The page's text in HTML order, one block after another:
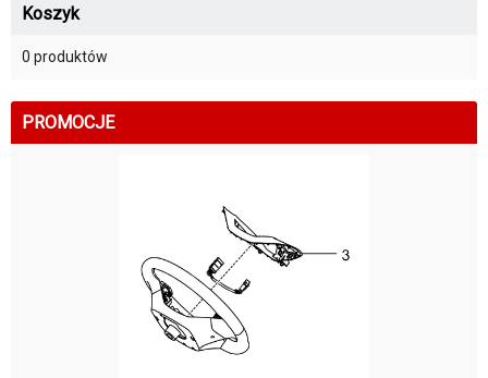
Koszyk
0 produktów
PROMOCJE